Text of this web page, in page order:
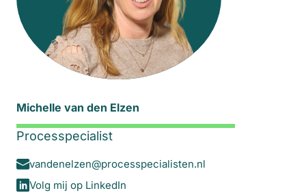
Michelle van den Elzen
Processpecialist
vandenelzen@processpecialisten.nl
Volg mij op LinkedIn